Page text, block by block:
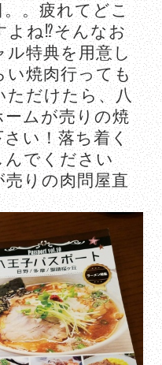
。。疲れてどこ
よね⁉️そんなお
特典を用意し
焼肉行っても
ただけたら、八
ムが売りの焼
い！落ち着く
んでください
りの肉問屋直